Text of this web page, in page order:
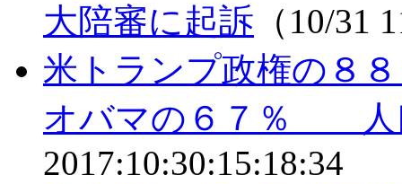
大陪審に起訴 （10/31
米トランプ政権の
オバマの６７％ 人
2017:10:30:15:18:34